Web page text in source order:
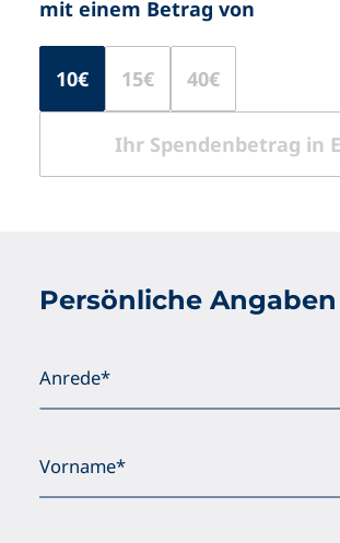
mit einem Betrag von
10€ 15€ 40€
Persönliche Angaben
Anrede*
Vorname*